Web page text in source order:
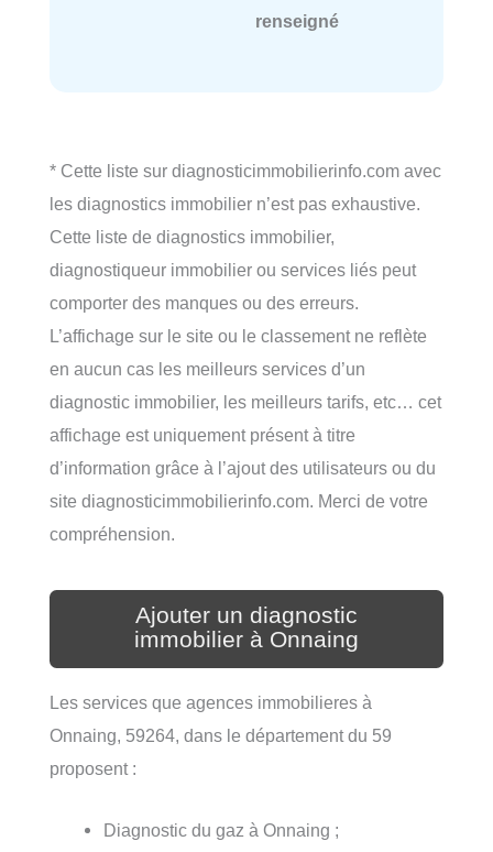
renseigné
* Cette liste sur diagnosticimmobilierinfo.com avec
les diagnostics immobilier n’est pas exhaustive.
Cette liste de diagnostics immobilier,
diagnostiqueur immobilier ou services liés peut
comporter des manques ou des erreurs.
L’affichage sur le site ou le classement ne reflète
en aucun cas les meilleurs services d’un
diagnostic immobilier, les meilleurs tarifs, etc… cet
affichage est uniquement présent à titre
d’information grâce à l’ajout des utilisateurs ou du
site diagnosticimmobilierinfo.com. Merci de votre
compréhension.
Ajouter un diagnostic
immobilier à Onnaing
Les services que agences immobilieres à
Onnaing, 59264, dans le département du 59
proposent :
Diagnostic du gaz à Onnaing ;